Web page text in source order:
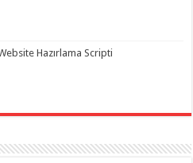
Hazırlama Scripti